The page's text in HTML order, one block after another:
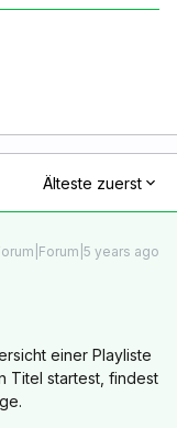
Älteste zuerst
years ago
einer Playliste
Titel startest, findest